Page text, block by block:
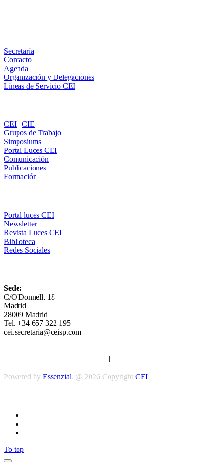
Secretaría
Contacto
Agenda
Organización y Delegaciones
Líneas de Servicio CEI
CEI | CIE
Grupos de Trabajo
Simposiums
Portal Luces CEI
Comunicación
Publicaciones
Formación
Portal luces CEI
Newsletter
Revista Luces CEI
Biblioteca
Redes Sociales
Sede:
C/O'Donnell, 18
Madrid
28009 Madrid
Tel. +34 657 322 195
cei.secretaria@ceisp.com
| | |
Powered by Essenzial. @ 2026 Copyright CEI
To top